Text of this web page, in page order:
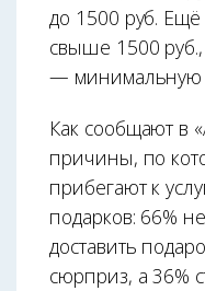
до 1500 руб.
свыше 1500
— минимальную
Как сообщают в
причины, по
прибегают к
подарков: 66%
доставить
сюрприз, а 36%